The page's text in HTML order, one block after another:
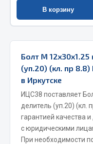
Система выпуска газа
Система охлаждения
Коробка передач ZF
Весь раздел
Запчасти МАЗ
В корзину
Болт М 12х30х1.25
(уп.20) (кл. пр
в Иркутске
ИЦС38 поставляет
делитель (уп.20) (кл.
гарантией качества
с юридическими
При необходимости